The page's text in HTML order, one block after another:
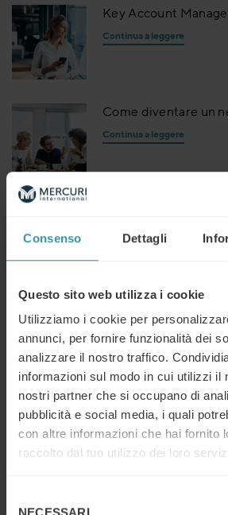
Consenso Dettagli
Questo sito web utilizza i cookie
Utilizziamo i cookie per
annunci, per fornire funzionalità dei
analizzare il nostro traffico.
informazioni sul modo in cui utilizzi il
nostri partner che si occupano di
pubblicità e social media, i quali
con altre informazioni che hai fornito
raccolto dal tuo utilizzo dei loro
NECESSARI
Key Account
Continua a leggere
Come diventare un
Continua a leggere
L’Eccellenza nella
Continua a leggere
Remote Selling
Continua a leggere